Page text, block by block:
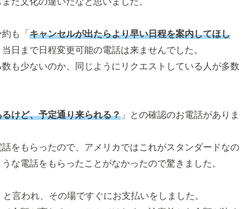
も「 キャンセルが出たらより早い日程を案内してほし
日まで日程変更可能の電話は来ませんでした。
も少ないのか、同じようにリクエストしている人が多数
けど、予定通り来られる？ 」との確認のお電話がありま
をもらったので、アメリカではこれがスタンダードなの
な電話をもらったことがなかったので驚きました。
と言われ、その場ですぐにお支払いをしました。